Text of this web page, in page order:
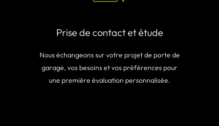
Prise de contact et étude
Nous échangeons sur votre projet de porte de
garage, vos besoins et vos préférences pour
une première évaluation personnalisée.